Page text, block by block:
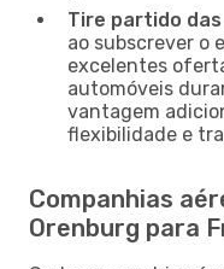
Tire partido
ao subscrever o
excelentes
automóveis
vantagem
flexibilidade e
Companhias
Orenburg para